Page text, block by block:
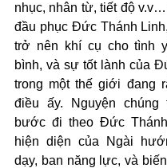
nhục, nhân từ, tiết độ
đầu phục Đức Thánh
trở nên khí cụ cho tình
bình, và sự tốt lành của
trong một thế giới đang
điều ấy. Nguyện chúng
bước đi theo Đức
hiện diện của Ngài
dạy, ban năng lực, và